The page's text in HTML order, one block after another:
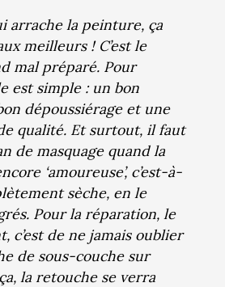
arrache la peinture, ça
meilleurs ! C’est le
mal préparé. Pour
est simple : un bon
dépoussiérage et une
qualité. Et surtout, il faut
de masquage quand la
‘amoureuse’, c’est-à-
sèche, en le
Pour la réparation, le
c’est de ne jamais oublier
de sous-couche sur
la retouche se verra